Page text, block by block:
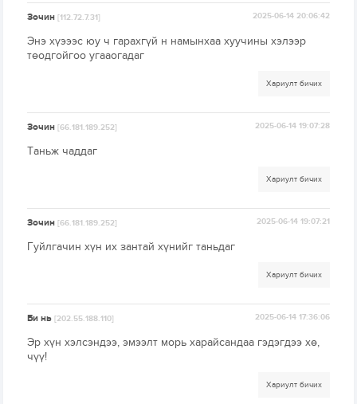
Зочин[112.72.7.31] 2025-06-14 20:06:42
Энэ хүэээс юу ч гарахгүй н намынхаа хуучины хэлээр
төодгойгоо угааогадаг
Хариулт бичих
Зочин[66.181.189.252] 2025-06-14 19:07:28
Таньж чаддаг
Хариулт бичих
Зочин[66.181.189.252] 2025-06-14 19:07:21
Гуйлгачин хүн их зантай хүнийг таньдаг
Хариулт бичих
Би нь[202.55.188.110] 2025-06-14 17:36:06
Эр хүн хэлсэндээ, эмээлт морь харайсандаа гэдэгдээ хө,
чүү!
Хариулт бичих